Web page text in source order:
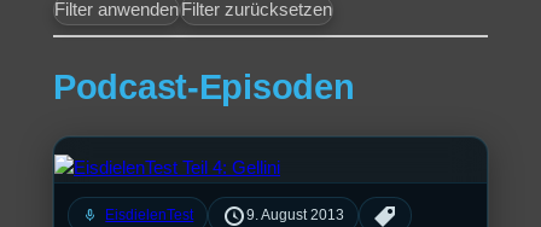
Filter anwenden Filter zurücksetzen
Podcast-Episoden
mic EisdielenTest 9. August 2013